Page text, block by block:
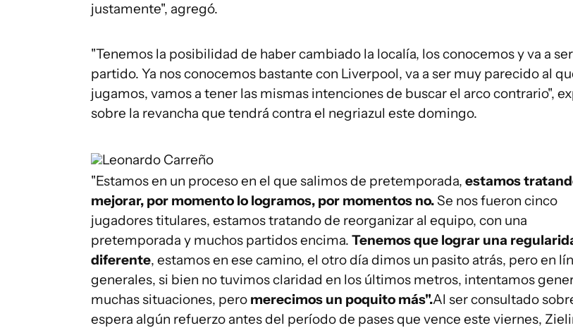
justamente", agregó.
"Tenemos la posibilidad de haber cambiado la localía, los conocemos y va a
partido. Ya nos conocemos bastante con Liverpool, va a ser muy parecido al
jugamos, vamos a tener las mismas intenciones de buscar el arco contrario",
sobre la revancha que tendrá contra el negriazul este domingo.
Leonardo Carreño
"Estamos en un proceso en el que salimos de pretemporada, estamos
mejorar, por momento lo logramos, por momentos no. Se nos fueron cinco
jugadores titulares, estamos tratando de reorganizar al equipo, con una
pretemporada y muchos partidos encima. Tenemos que lograr una
diferente, estamos en ese camino, el otro día dimos un pasito atrás, pero en
generales, si bien no tuvimos claridad en los últimos metros, intentamos
muchas situaciones, pero merecimos un poquito más".Al ser consultado
espera algún refuerzo antes del período de pases que vence este viernes,